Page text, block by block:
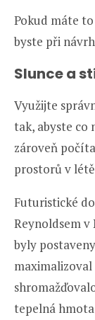
Pokud máte
byste při
Slunce a
Využijte
tak, abyste co
zároveň
prostorů v
Futuristické
Reynoldsem v
byly
maximalizoval
tepelná